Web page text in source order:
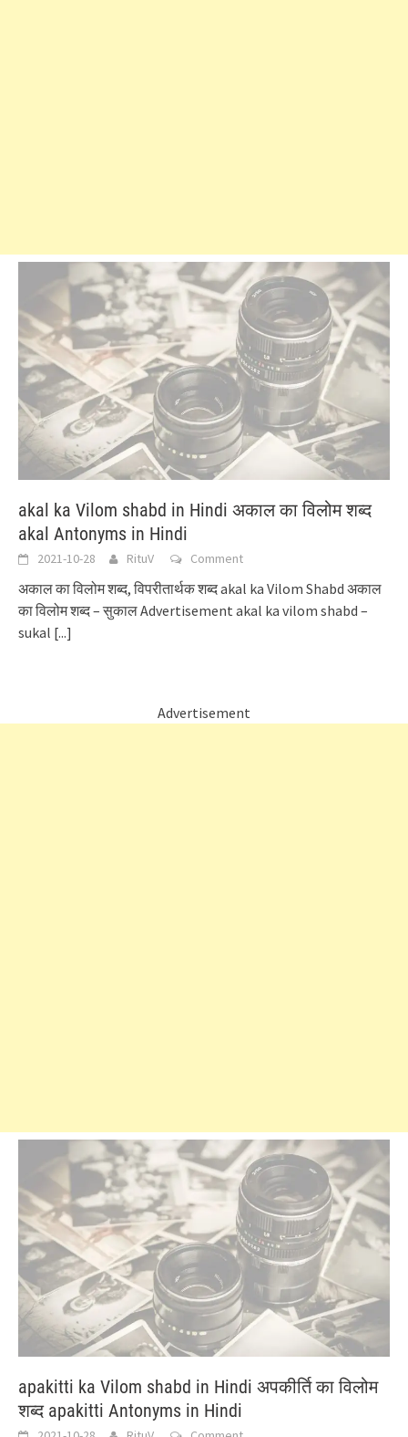
akal ka Vilom shabd in Hindi अकाल का विलोम शब्द
akal Antonyms in Hindi
2021-10-28 RituV Comment
अकाल का विलोम शब्द, विपरीतार्थक शब्द akal ka Vilom Shabd अकाल
का विलोम शब्द – सुकाल Advertisement akal ka vilom shabd –
sukal [...]
Advertisement
apakitti ka Vilom shabd in Hindi अपकीर्ति का विलोम
शब्द apakitti Antonyms in Hindi